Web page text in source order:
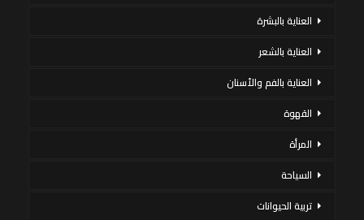
العناية بالبشرة
العناية بالشعر
العناية بالفم والأسنان
القهوة
المرأة
السياحة
تربية الحيوانات